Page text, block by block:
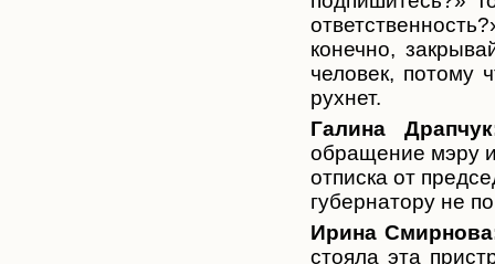
конечно,
человек, потому
рухнет.
Галина
обращение мэру
отписка от
губернатору не
Ирина
стояла эта